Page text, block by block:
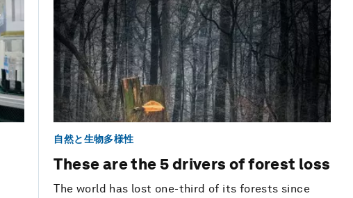
自然と生物多様性
These are the 5 drivers of forest loss
The world has lost one-third of its forests since